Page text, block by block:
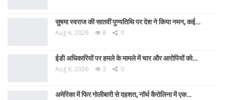
सुषमा स्वराज की सातवीं पुण्यतिथि पर देश ने किया नमन, कई…
Aug 6, 2026 8 0
ईडी अधिकारियों पर हमले के मामले में चार और आरोपियों को…
Aug 6, 2026 3 0
अमेरिका में फिर गोलीबारी से दहशत, नॉर्थ कैरोलिना में एक…